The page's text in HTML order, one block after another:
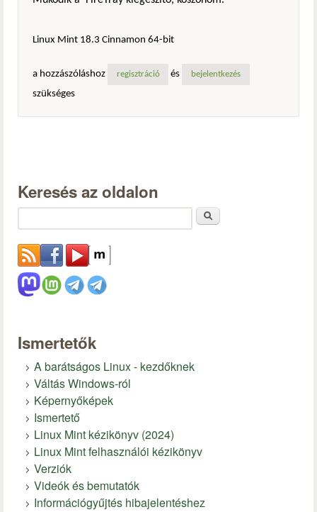
Linux Mint 18.3 Cinnamon 64-bit
a hozzászóláshoz regisztráció és bejelentkezés
szükséges
Keresés az oldalon
Ismertetők
A barátságos Linux - kezdőknek
Váltás Windows-ról
Képernyőképek
Ismertető
Linux Mint kézikönyv (2024)
Linux Mint felhasználói kézikönyv
Verziók
Videók és bemutatók
Információgyűjtés hibajelentéshez